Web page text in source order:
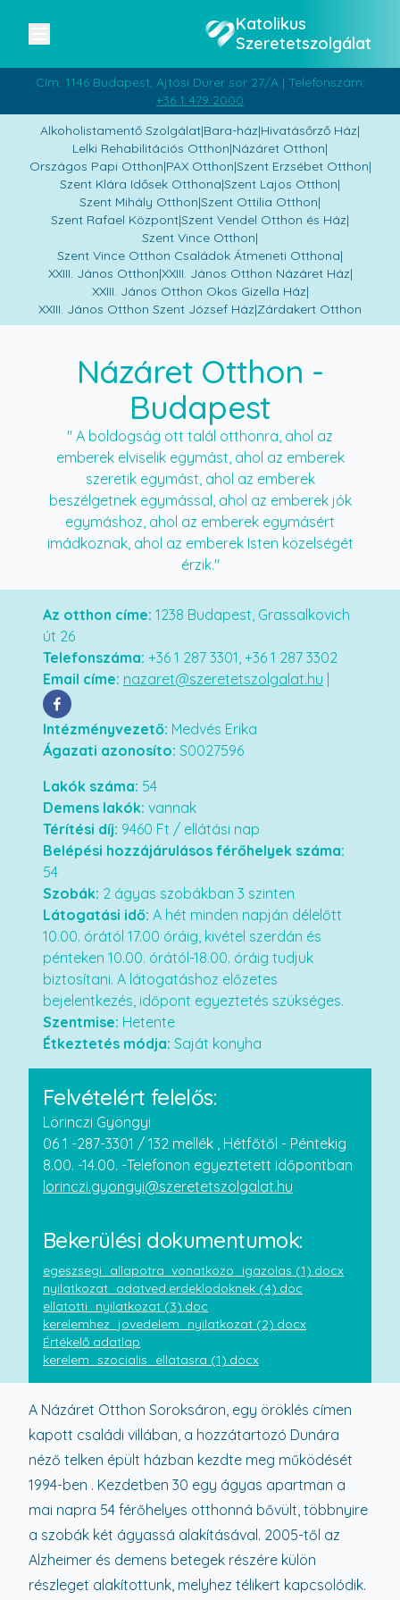
Katolikus
Szeretetszolgálat
Cím: 1146 Budapest, Ajtósi Dürer sor 27/A | Telefonszám:
+36 1 479 2000
Alkoholistamentő Szolgálat|Bara-ház|Hivatásőrző Ház|
Lelki Rehabilitációs Otthon|Názáret Otthon|
Országos Papi Otthon|PAX Otthon|Szent Erzsébet Otthon|
Szent Klára Idősek Otthona|Szent Lajos Otthon|
Szent Mihály Otthon|Szent Ottilia Otthon|
Szent Rafael Központ|Szent Vendel Otthon és Ház|
Szent Vince Otthon|
Szent Vince Otthon Családok Átmeneti Otthona|
XXIII. János Otthon|XXIII. János Otthon Názáret Ház|
XXIII. János Otthon Okos Gizella Ház|
XXIII. János Otthon Szent József Ház|Zárdakert Otthon
Názáret Otthon -
Budapest
" A boldogság ott talál otthonra, ahol az
emberek elviselik egymást, ahol az emberek
szeretik egymást, ahol az emberek
beszélgetnek egymással, ahol az emberek jók
egymáshoz, ahol az emberek egymásért
imádkoznak, ahol az emberek Isten közelségét
érzik."
Az otthon címe: 1238 Budapest, Grassalkovich
út 26
Telefonszáma: +36 1 287 3301, +36 1 287 3302
Email címe: nazaret@szeretetszolgalat.hu
Intézményvezető: Medvés Erika
Ágazati azonosíto: S0027596
Lakók száma: 54
Demens lakók: vannak
Térítési díj: 9460 Ft / ellátási nap
Belépési hozzájárulásos férőhelyek száma:
54
Szobák: 2 ágyas szobákban 3 szinten
Látogatási idő: A hét minden napján délelőtt
10.00. órától 17.00 óráig, kivétel szerdán és
pénteken 10.00. órától-18.00. óráig tudjuk
biztosítani. A látogatáshoz előzetes
bejelentkezés, időpont egyeztetés szükséges.
Szentmise: Hetente
Étkeztetés módja: Saját konyha
Felvételért felelős:
Lörinczi Gyöngyi
06 1 -287-3301 / 132 mellék , Hétfőtől - Péntekig
8.00. -14.00. -Telefonon egyeztetett időpontban
lorinczi.gyongyi@szeretetszolgalat.hu
Bekerülési dokumentumok:
egeszsegi_allapotra_vonatkozo_igazolas (1).docx
nyilatkozat_adatved.erdeklodoknek (4).doc
ellatotti_nyilatkozat (3).doc
kerelemhez_jovedelem_nyilatkozat (2).docx
Értékelő adatlap
kerelem_szocialis_ellatasra (1).docx
A Názáret Otthon Soroksáron, egy öröklés címen
kapott családi villában, a hozzátartozó Dunára
néző telken épült házban kezdte meg működését
1994-ben . Kezdetben 30 egy ágyas apartman a
mai napra 54 férőhelyes otthonná bővült, többnyire
a szobák két ágyassá alakításával. 2005-től az
Alzheimer és demens betegek részére külön
részleget alakítottunk, melyhez télikert kapcsolódik.